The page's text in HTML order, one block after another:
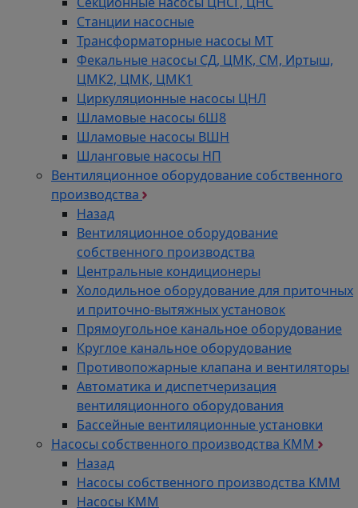
Станции насосные
Трансформаторные насосы МТ
Фекальные насосы СД, ЦМК, СМ, Иртыш,
ЦМК2, ЦМК, ЦМК1
Циркуляционные насосы ЦНЛ
Шламовые насосы 6Ш8
Шламовые насосы ВШН
Шланговые насосы НП
Вентиляционное оборудование собственного
производства
Назад
Вентиляционное оборудование
собственного производства
Центральные кондиционеры
Холодильное оборудование для приточных
и приточно-вытяжных установок
Прямоугольное канальное оборудование
Круглое канальное оборудование
Противопожарные клапана и вентиляторы
Автоматика и диспетчеризация
вентиляционного оборудования
Бассейные вентиляционные установки
Насосы собственного производства KMM
Назад
Насосы собственного производства KMM
Насосы КММ